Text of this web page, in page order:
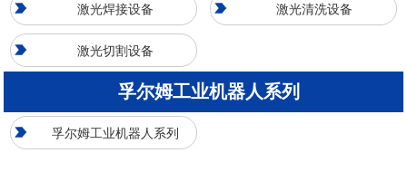
激光焊接设备 激光清洗设备
激光切割设备
孚尔姆工业机器人系列
孚尔姆工业机器人系列